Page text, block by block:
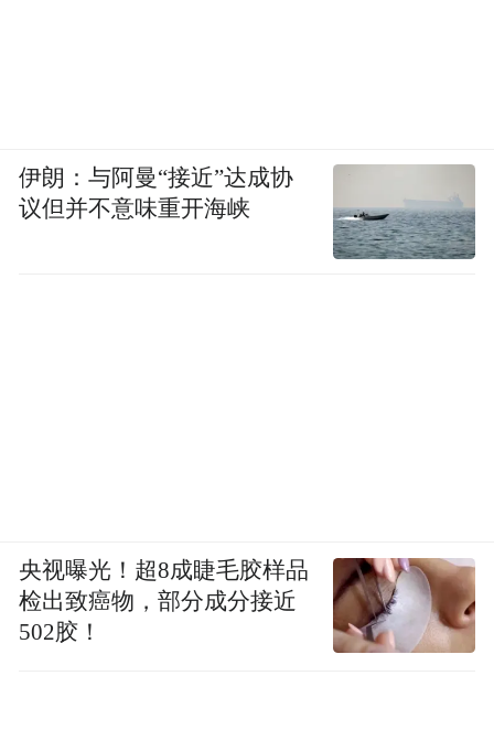
伊朗：与阿曼“接近”达成协
议但并不意味重开海峡
央视曝光！超8成睫毛胶样品
检出致癌物，部分成分接近
502胶！